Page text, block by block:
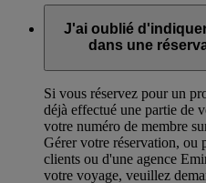
J'ai oublié
dans une
Si vous réservez pour un
déjà effectué une partie de
votre numéro de membre
Gérer votre réservation, ou
clients ou d'une agence
votre voyage, veuillez